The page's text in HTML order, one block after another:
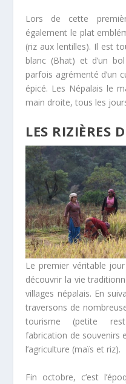
Lors de cette
également le plat
(riz aux lentilles). Il est
blanc (Bhat) et d’un
parfois agrémenté d’un
épicé. Les Népalais le
main droite, tous les
LES RIZIÈRES
Le premier véritable
découvrir la vie
villages népalais. En
traversons de
tourisme (petite
fabrication de souvenirs
l’agriculture (maïs et riz).
Fin octobre, c’est